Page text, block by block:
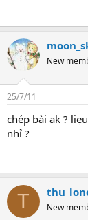
New
25/7/11
chép bài ak ?
nhỉ ?
T New